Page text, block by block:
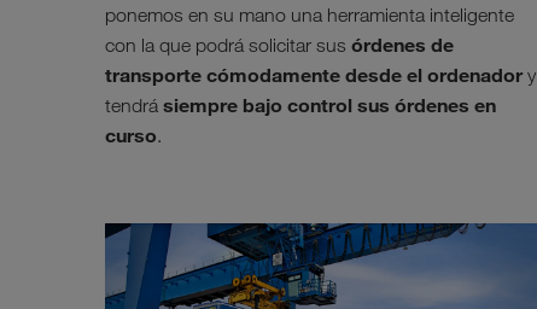
ponemos en su mano una herramienta inteligente
con la que podrá solicitar sus órdenes de
transporte cómodamente desde el ordenador y
tendrá siempre bajo control sus órdenes en
curso.